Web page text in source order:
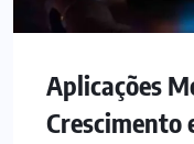
Aplicações
Crescimento